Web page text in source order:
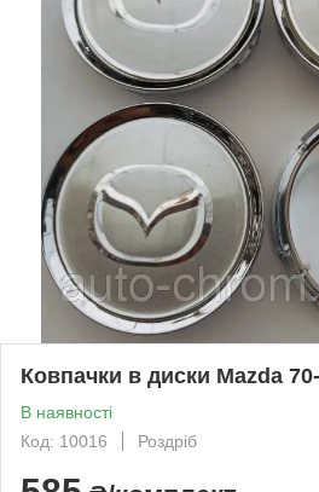
Ковпачки в диски Mazda
В наявності
Код: 10016
Роздріб